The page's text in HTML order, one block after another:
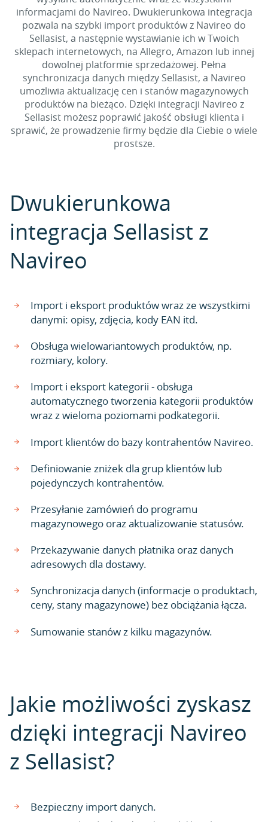
informacjami do Navireo. Dwukierunkowa integracja
pozwala na szybki import produktów z Navireo do
Sellasist, a następnie wystawianie ich w Twoich
sklepach internetowych, na Allegro, Amazon lub innej
dowolnej platformie sprzedażowej. Pełna
synchronizacja danych między Sellasist, a Navireo
umożliwia aktualizację cen i stanów magazynowych
produktów na bieżąco. Dzięki integracji Navireo z
Sellasist możesz poprawić jakość obsługi klienta i
sprawić, że prowadzenie firmy będzie dla Ciebie o wiele
prostsze.
Dwukierunkowa
integracja Sellasist z
Navireo
Import i eksport produktów wraz ze wszystkimi
danymi: opisy, zdjęcia, kody EAN itd.
Obsługa wielowariantowych produktów, np.
rozmiary, kolory.
Import i eksport kategorii - obsługa
automatycznego tworzenia kategorii produktów
wraz z wieloma poziomami podkategorii.
Import klientów do bazy kontrahentów Navireo.
Definiowanie zniżek dla grup klientów lub
pojedynczych kontrahentów.
Przesyłanie zamówień do programu
magazynowego oraz aktualizowanie statusów.
Przekazywanie danych płatnika oraz danych
adresowych dla dostawy.
Synchronizacja danych (informacje o produktach,
ceny, stany magazynowe) bez obciążania łącza.
Sumowanie stanów z kilku magazynów.
Jakie możliwości zyskasz
dzięki integracji Navireo
z Sellasist?
Bezpieczny import danych.